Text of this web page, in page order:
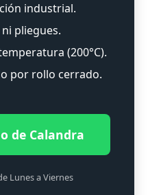
industrial.
pliegues.
(200°C).
por rollo cerrado.
de Calandra
Lunes a Viernes